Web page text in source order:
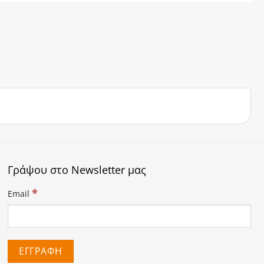
Γράψου στο Newsletter μας
Email *